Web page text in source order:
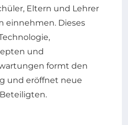
Eltern und Lehrer
einnehmen. Dieses
und
formt den
und eröffnet neue